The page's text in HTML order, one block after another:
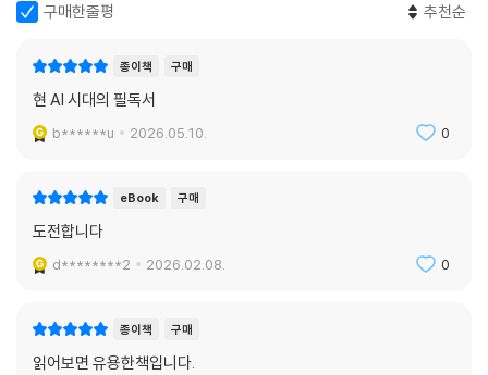
구매한줄평 추천순
종이책 구매
현 AI 시대의 필독서
b******u 2026.05.10. 0
eBook 구매
도전합니다
d********2 2026.02.08. 0
종이책 구매
읽어보면 유용한책입니다.